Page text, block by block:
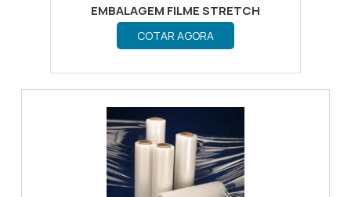
EMBALAGEM FILME STRETCH
DISTRIBUIDOR
COTAR AGORA